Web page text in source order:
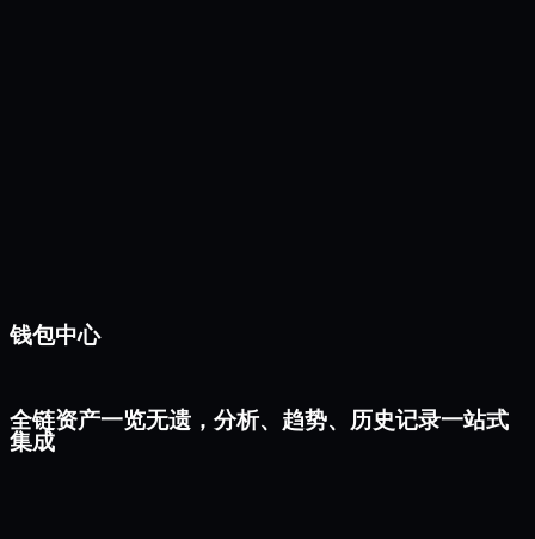
钱包中心
全链资产一览无遗，分析、趋势、历史记录一站式
集成